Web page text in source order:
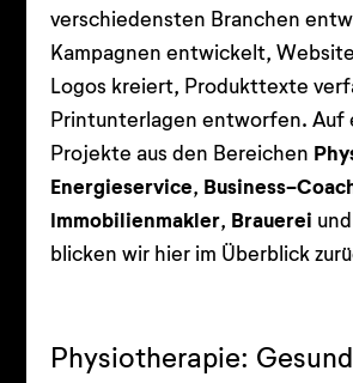
verschiedensten Branchen
Kampagnen entwickelt,
Logos kreiert, Produkttexte
Printunterlagen entworfen. Auf
Projekte aus den Bereichen
Energieservice, Business-
Immobilienmakler, Brauerei
blicken wir hier im Überblick
Physiotherapie: